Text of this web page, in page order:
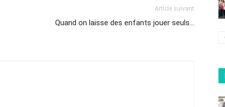
Article suivant
Quand on laisse des enfants jouer seuls…